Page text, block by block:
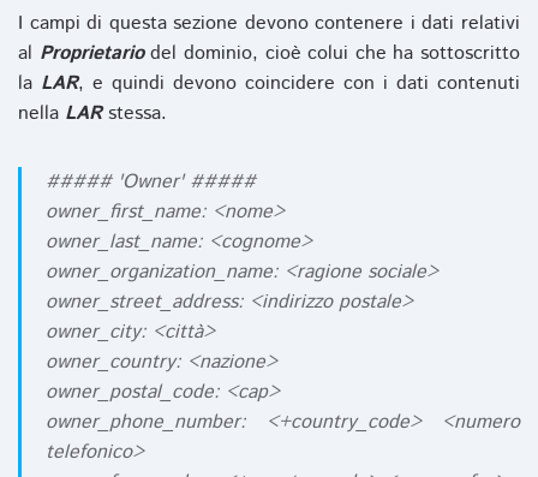
I campi di questa sezione devono contenere i dati relativi
al Proprietariodel dominio, cioè colui che ha sottoscritto
la LAR, e quindi devono coincidere con i dati contenuti
nella LARstessa.
##### 'Owner' #####
owner_first_name: <nome>
owner_last_name: <cognome>
owner_organization_name: <ragione sociale>
owner_street_address: <indirizzo postale>
owner_city: <città>
owner_country: <nazione>
owner_postal_code: <cap>
owner_phone_number: <+country_code> <numero
telefonico>